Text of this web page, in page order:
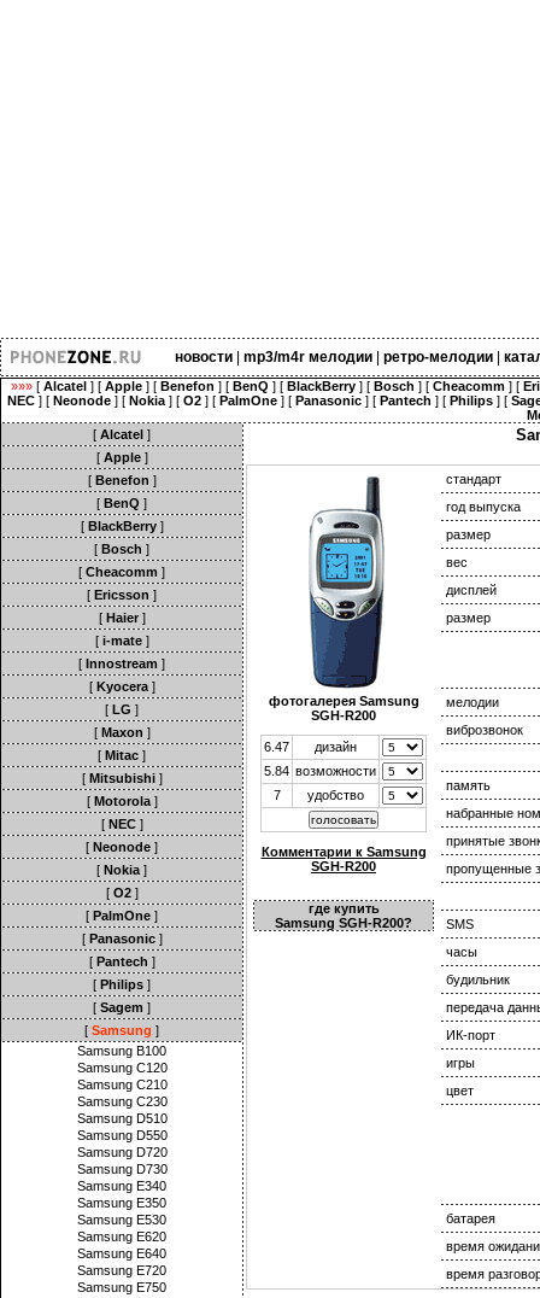
новости| mp3/m4r мелодии| ретро-мелодии|
»»» [ Alcatel ] [ Apple ] [ Benefon ] [ BenQ ] [ BlackBerry ] [ Bosch ] [ Cheacomm ] [
NEC ] [ Neonode ] [ Nokia ] [ O2 ] [ PalmOne ] [ Panasonic ] [ Pantech ] [ Philips ] [
[ Alcatel ]
[ Apple]
[ Benefon ]
[ BenQ ]
[ BlackBerry]
[ Bosch ]
[ Cheacomm ]
[ Ericsson ]
[ Haier]
[ i-mate]
[ Innostream ]
[ Kyocera]
[ LG ]
[ Maxon ]
[ Mitac ]
[ Mitsubishi]
[ Motorola]
[ NEC]
[ Neonode ]
[ Nokia ]
[ O2]
[ PalmOne ]
[ Panasonic]
[ Pantech ]
[ Philips ]
[ Sagem ]
[ Samsung ]
Samsung B100
Samsung C120
Samsung C210
Samsung C230
Samsung D510
Samsung D550
Samsung D720
Samsung D730
Samsung E340
Samsung E350
Samsung E530
Samsung E620
Samsung E640
Samsung E720
Samsung E750
фотогалерея Samsung
SGH-R200
6.47
дизайн
5.84 возможности
7
удобство
Комментарии к Samsung
SGH-R200
где купить
Samsung SGH-R200?
стандарт
год выпуска
размер
вес
дисплей
размер
мелодии
виброзвонок
память
набранные
принятые
пропущенные
SMS
часы
будильник
передача
ИК-порт
игры
цвет
батарея
время
время